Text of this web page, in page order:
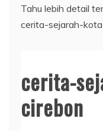
Tahu lebih detail
cerita-sejarah-
cerita-
cirebon